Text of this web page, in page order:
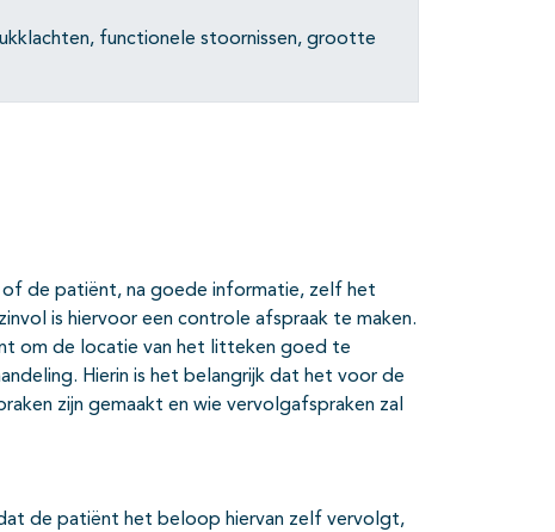
functionele stoornissen, grootte
de patiënt, na goede informatie, zelf het
is hiervoor een controle afspraak te maken.
om de locatie van het litteken goed te
Hierin is het belangrijk dat het voor de
zijn gemaakt en wie vervolgafspraken zal
de patiënt het beloop hiervan zelf vervolgt,